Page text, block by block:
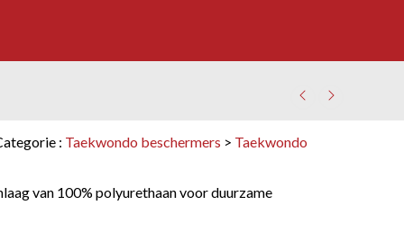
: Taekwondo beschermers > Taekwondo
van 100% polyurethaan voor duurzame